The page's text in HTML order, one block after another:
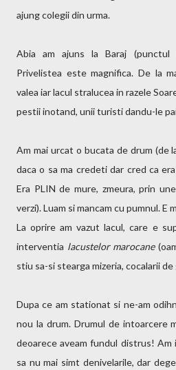
ajung colegii din urma.
Abia am ajuns la Baraj (punctul
Privelistea este magnifica. De la
valea iar lacul stralucea in razele
pestii inotand, unii turisti dandu-le
Am mai urcat o bucata de drum (de
daca o sa ma credeti dar cred ca
Era PLIN de mure, zmeura, prin
verzi). Luam si mancam cu pumnul. E
La oprire am vazut lacul, care e
interventia lacustelor marocane
stiu sa-si stearga mizeria, cocalarii de
Dupa ce am stationat si ne-am
nou la drum. Drumul de intoarcere
deoarece aveam fundul distrus! Am
sa nu mai simt denivelarile, dar